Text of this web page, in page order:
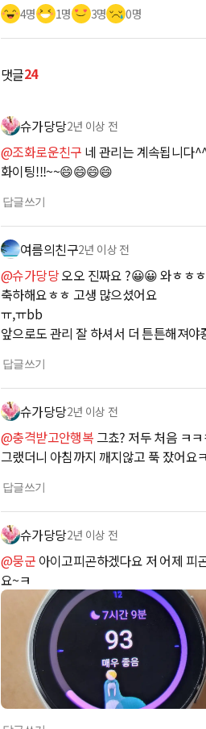
4명 1명 3명 0명
댓글24
슈가당당2년 이상 전
@조화로운친구 네 관리는 계속됩니다
화이팅!!!~~😄😄😄😄
답글쓰기
여름의친구2년 이상 전
@슈가당당오오 진짜요 ?😀😀 와ㅎㅎ
축하해요ㅎㅎ 고생 많으셨어요
ㅠ,ㅠbb
앞으로도 관리 잘 하셔서 더 튼튼해져야
답글쓰기
슈가당당2년 이상 전
@충격받고안행복 그쵸? 저두 처음 ㅋ
그랬더니 아침까지 깨지않고 푹 잤어요
답글쓰기
슈가당당2년 이상 전
@뭉군 아이고피곤하겠다요 저 어제 피
요~ㅋ